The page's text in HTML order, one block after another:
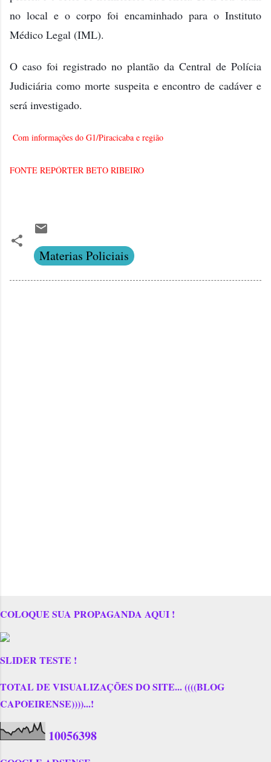
no local e o corpo foi encaminhado para o Instituto
Médico Legal (IML).
O caso foi registrado no plantão da Central de Polícia
Judiciária como morte suspeita e encontro de cadáver e
será investigado.
Com informações do G1/Piracicaba e região
FONTE REPÓRTER BETO RIBEIRO
Materias Policiais
COLOQUE SUA PROPAGANDA AQUI !
SLIDER TESTE !
TOTAL DE VISUALIZAÇÕES DO SITE... ((((BLOG
CAPOEIRENSE))))...!
10056398